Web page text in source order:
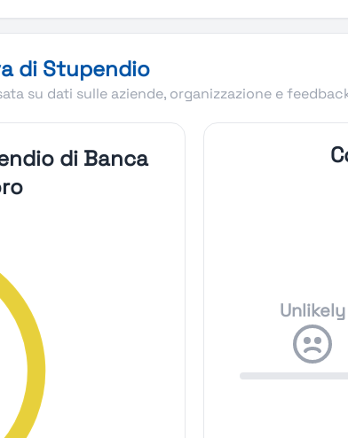
di Stupendio
su dati sulle aziende, organizzazione e
di Banca
Unlikely